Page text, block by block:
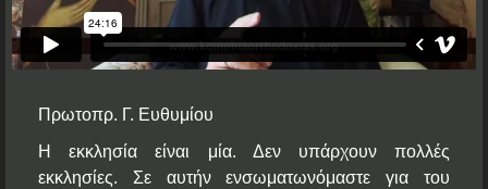
Ηχητικά
Πρωτοπρ. Γ. Ευθυμίου
Η εκκλησία είναι μία. Δεν υπάρχουν πολλές
εκκλησίες. Σε αυτήν ενσωματωνόμαστε για του